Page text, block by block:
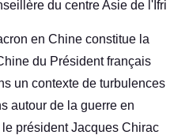
du centre Asie de l'Ifri
en Chine constitue la
du Président français
un contexte de turbulences
autour de la guerre en
président Jacques Chirac